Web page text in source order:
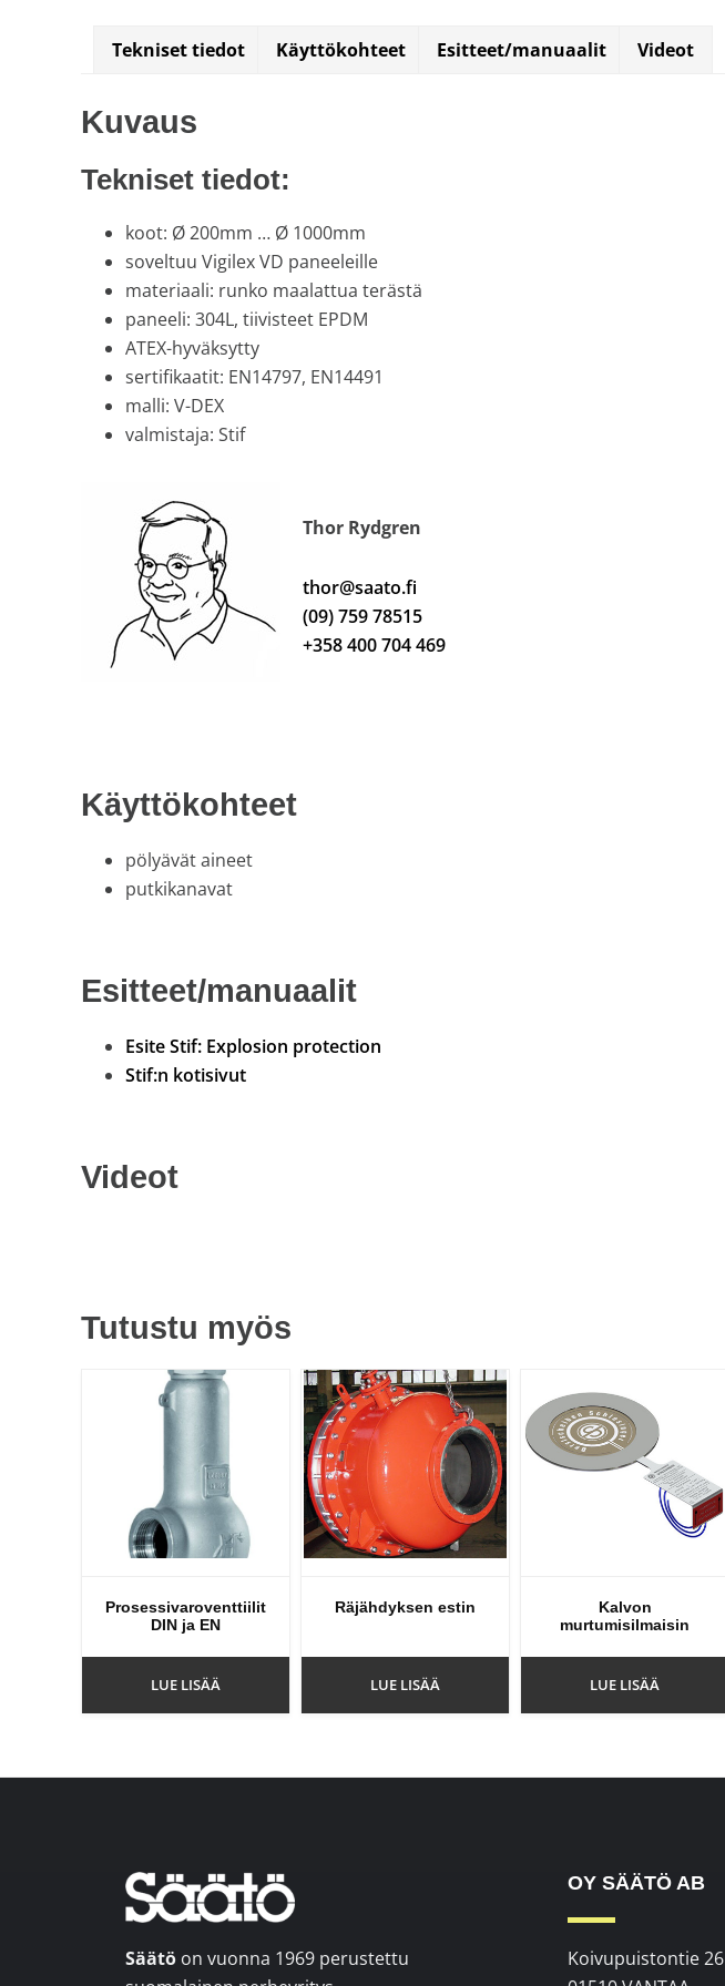
venttiilejä
mittareita.
Tekniset tiedot Käyttökohteet Esitteet/manuaalit Videot
Kuvaus
Tekniset tiedot:
koot: Ø 200mm … Ø 1000mm
soveltuu Vigilex VD paneeleille
materiaali: runko maalattua terästä
paneeli: 304L, tiivisteet EPDM
ATEX-hyväksytty
sertifikaatit: EN14797, EN14491
malli: V-DEX
valmistaja: Stif
Thor Rydgren
thor@saato.fi
(09) 759 78515
+358 400 704 469
Käyttökohteet
pölyävät aineet
putkikanavat
Esitteet/manuaalit
Esite Stif: Explosion protection
Stif:n kotisivut
Videot
Tutustu myös
Prosessivaroventtiilit
DIN ja EN
LUE LISÄÄ
Räjähdyksen estin
LUE LISÄÄ
Kalvon
murtumisilmaisin
LUE LISÄÄ
Säätöon vuonna 1969 perustettu
OY SÄÄTÖ AB
Koivupuistontie 26